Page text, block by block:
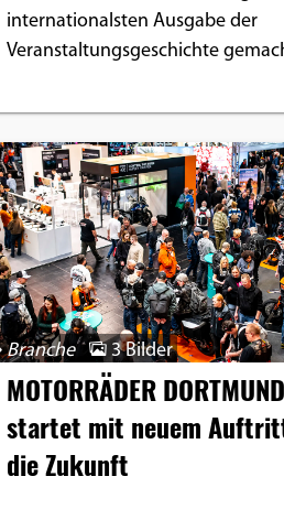
internationalsten Ausgabe der
Veranstaltungsgeschichte
Branche 3 Bilder
MOTORRÄDER DORTMUND
startet mit neuem
die Zukunft